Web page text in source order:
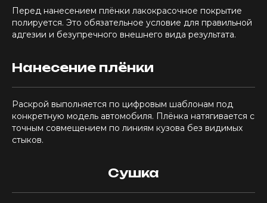
Перед нанесением плёнки лакокрасочное покрытие
полируется. Это обязательное условие для правильной
адгезии и безупречного внешнего вида результата.
Нанесение плёнки
Раскрой выполняется по цифровым шаблонам под
конкретную модель автомобиля. Плёнка натягивается с
точным совмещением по линиям кузова без видимых
стыков.
Сушка